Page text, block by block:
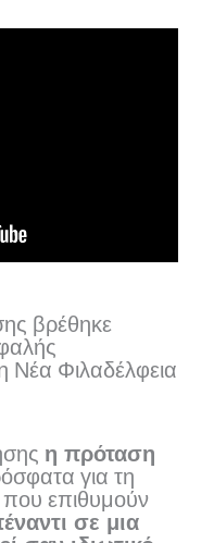
βρέθηκε
Νέα Φιλαδέλφεια
η πρόταση
για τη
επιθυμούν
σε μια